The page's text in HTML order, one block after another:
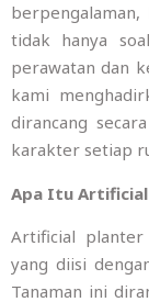
tidak hanya
perawatan dan
kami
dirancang
karakter setiap
Apa Itu Artificial
Artificial
yang diisi
Tanaman ini